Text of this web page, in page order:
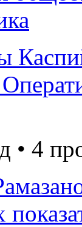
• 4